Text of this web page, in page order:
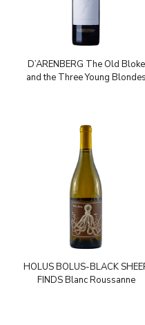
D’ARENBERG The Old Bloke
and the Three Young Blondes
HOLUS BOLUS-BLACK
FINDS Blanc Roussanne